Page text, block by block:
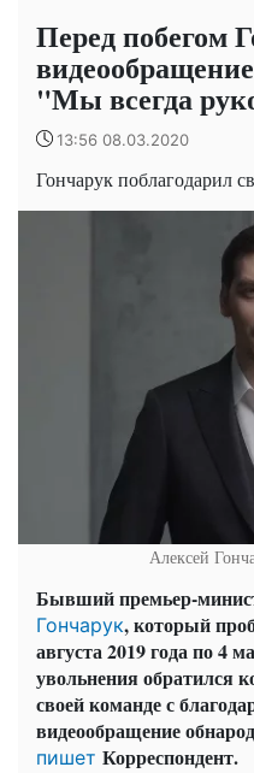
Перед побегом
"Мы всегда
13:56 08.03.2020
Гончарук поблагодарил
Алексей
Бывший премьер-
Гончарук, который
августа 2019 года по 4
увольнения обратился
своей команде с
видеообращение
пишет Корреспондент.